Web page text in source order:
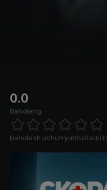
0.0
Baholang
1 Star 2 Stars 3 Stars 4 Stars5 Stars 6
baholash uchun yulduzlarni